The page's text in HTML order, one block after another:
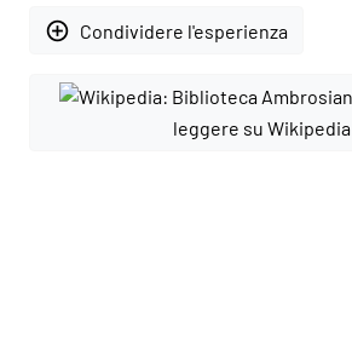
add_circle_outline Condividere l'esperienza
leggere su Wikipedia